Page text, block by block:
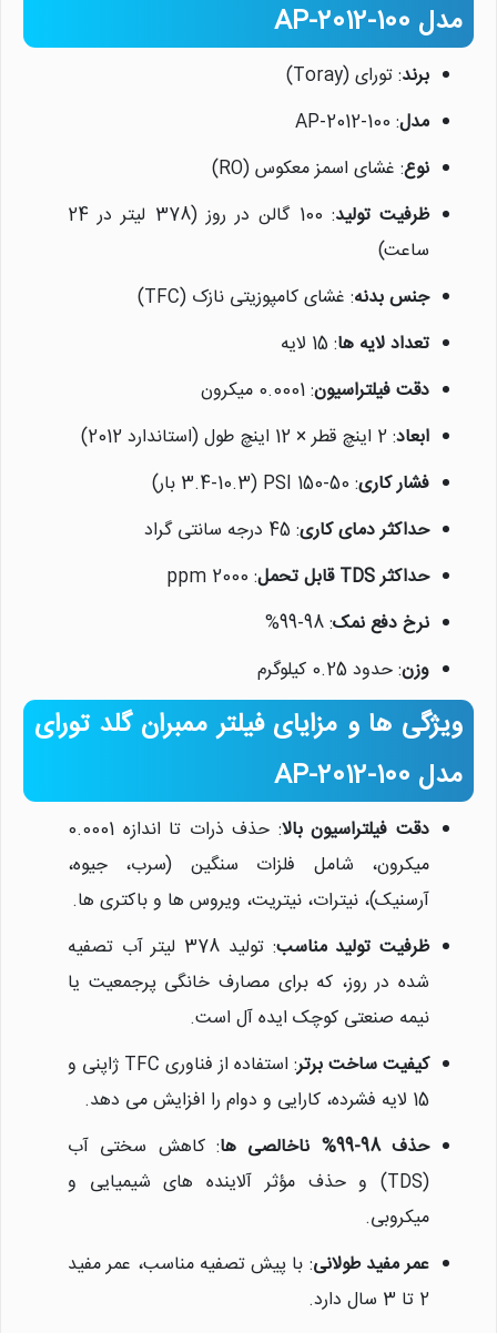
مدل AP-2012-100
برند: تورای (Toray)
مدل: AP-2012-100
نوع: غشای اسمز معکوس (RO)
ظرفیت تولید
: 100 گالن در روز (378 لیتر در 24
ساعت)
جنس بدنه: غشای کامپوزیتی نازک (TFC)
تعداد لایه ها: 15 لایه
دقت فیلتراسیون: 0.0001 میکرون
ابعاد: 2 اینچ قطر × 12 اینچ طول (استاندارد 2012)
فشار کاری: 50-150 PSI (3.4-10.3 بار)
حداکثر دمای کاری: 45 درجه سانتی گراد
حداکثر TDS قابل تحمل
: 2000 ppm
نرخ دفع نمک: 98-99%
وزن: حدود 0.25 کیلوگرم
ویژگی ها و مزایای فیلتر ممبران گلد تورای
مدل AP-2012-100
دقت فیلتراسیون بالا
: حذف ذرات تا اندازه 0.0001
میکرون، شامل فلزات سنگین (سرب، جیوه،
آرسنیک)، نیترات، نیتریت، ویروس ها و باکتری ها.
ظرفیت تولید مناسب
: تولید 378 لیتر آب تصفیه
شده در روز، که برای مصارف خانگی پرجمعیت یا
نیمه صنعتی کوچک ایده آل است.
کیفیت ساخت برتر
: استفاده از فناوری TFC ژاپنی و
15 لایه فشرده، کارایی و دوام را افزایش می دهد.
حذف 98-99% ناخالصی ها
: کاهش سختی آب
(TDS) و حذف مؤثر آلاینده های شیمیایی و
میکروبی.
عمر مفید طولانی: با پیش تصفیه مناسب، عمر مفید
2 تا 3 سال دارد.
نیلان واتر
معمولا در لحظه پاسخگوی شما
هستیم.